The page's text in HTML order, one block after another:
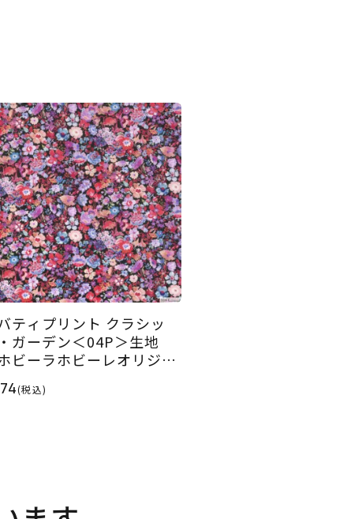
ティプリント クラシッ
ガーデン＜04P＞生地
ホビーラホビーレオリジナ
(税込)